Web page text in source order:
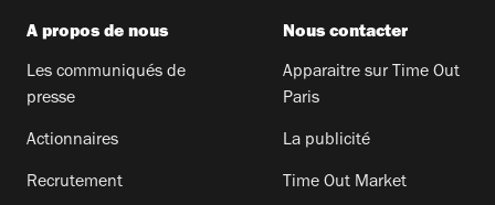
A propos de nous
Les communiqués de
presse
Actionnaires
Recrutement
Nous contacter
Apparaitre sur Time Out
Paris
La publicité
Time Out Market